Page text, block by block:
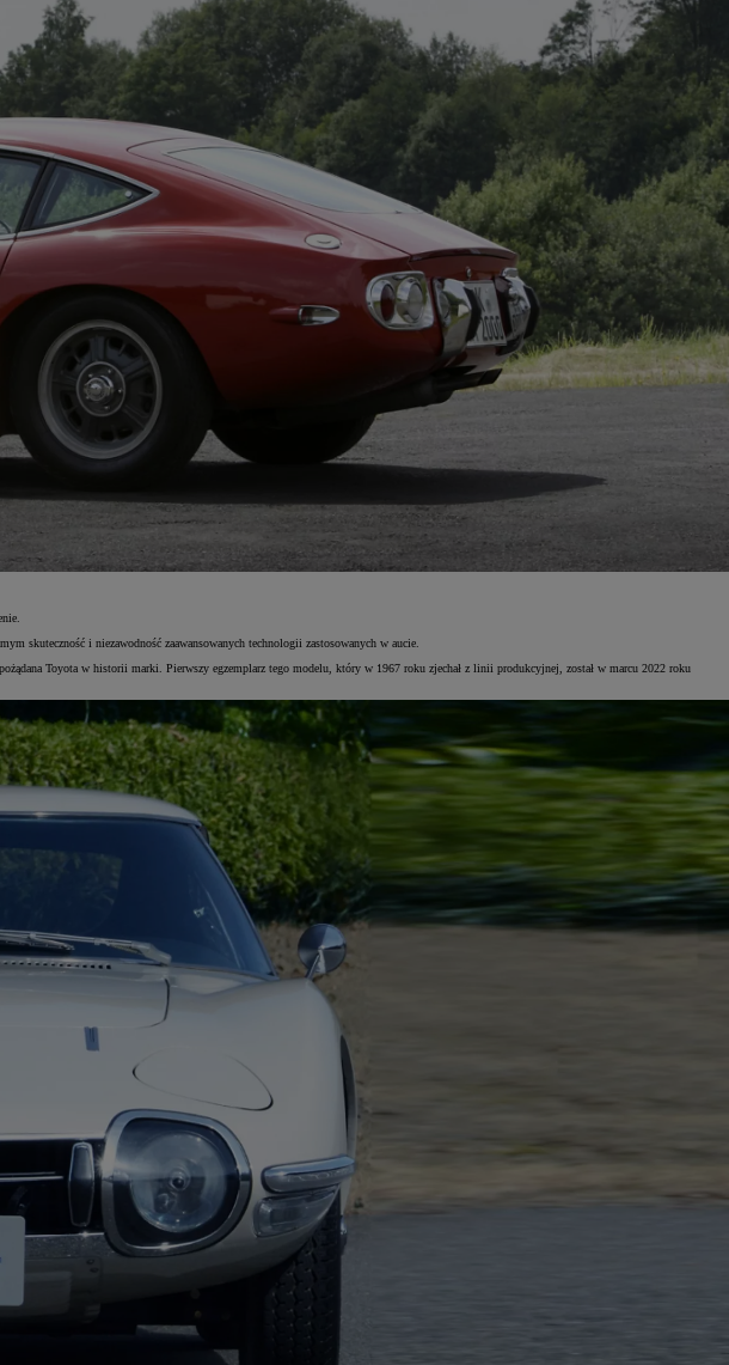
skuteczność i niezawodność zaawansowanych technologii zastosowanych w aucie.
Toyota w historii marki. Pierwszy egzemplarz tego modelu, który w 1967 roku zjechał z linii produkcyjnej, został w marcu 2022 roku